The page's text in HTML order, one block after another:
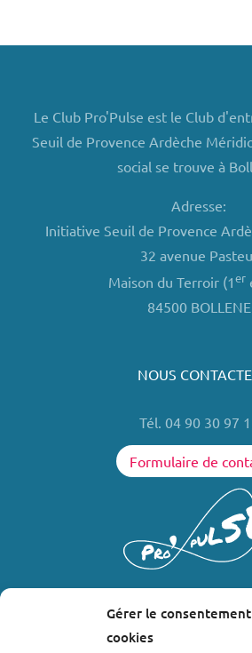
Gérer le
cookies
Le Club Pro'Pulse est le Club
Seuil de Provence Ardèche
social se trouve à
Adresse:
Initiative Seuil de Provence
32 avenue
Maison du Terroir (1er
84500 BOLLENE
NOUS
Tél. 04 90 30 97
Formulaire de